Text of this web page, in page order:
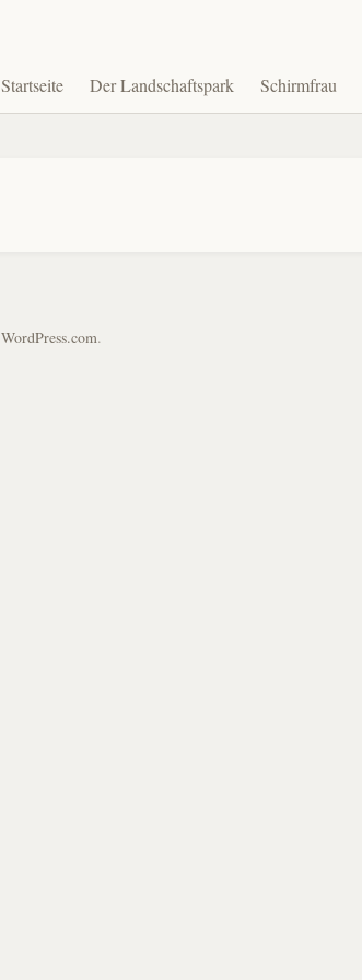
Zum
Inhalt
Startseite Der Landschaftspark Schirmfrau
WordPress.com.